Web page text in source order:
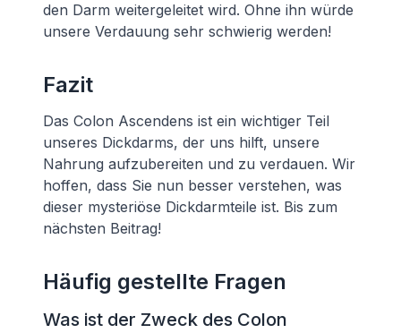
den Darm weitergeleitet wird. Ohne ihn würde
unsere Verdauung sehr schwierig werden!
Fazit
Das Colon Ascendens ist ein wichtiger Teil
unseres Dickdarms, der uns hilft, unsere
Nahrung aufzubereiten und zu verdauen. Wir
hoffen, dass Sie nun besser verstehen, was
dieser mysteriöse Dickdarmteile ist. Bis zum
nächsten Beitrag!
Häufig gestellte Fragen
Was ist der Zweck des Colon